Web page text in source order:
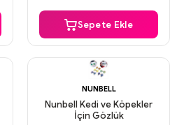
Sepete Ekle
NUNBELL
Nunbell Kedi ve Köpekler
İçin Gözlük